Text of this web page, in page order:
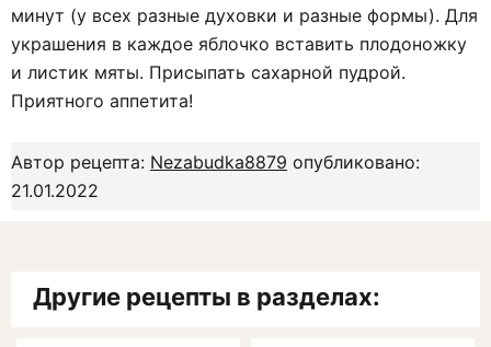
минут (у всех разные духовки и разные формы). Для
украшения в каждое яблочко вставить плодоножку
и листик мяты. Присыпать сахарной пудрой.
Приятного аппетита!
Автор рецепта: Nezabudka8879 опубликовано:
21.01.2022
Другие рецепты в разделах: